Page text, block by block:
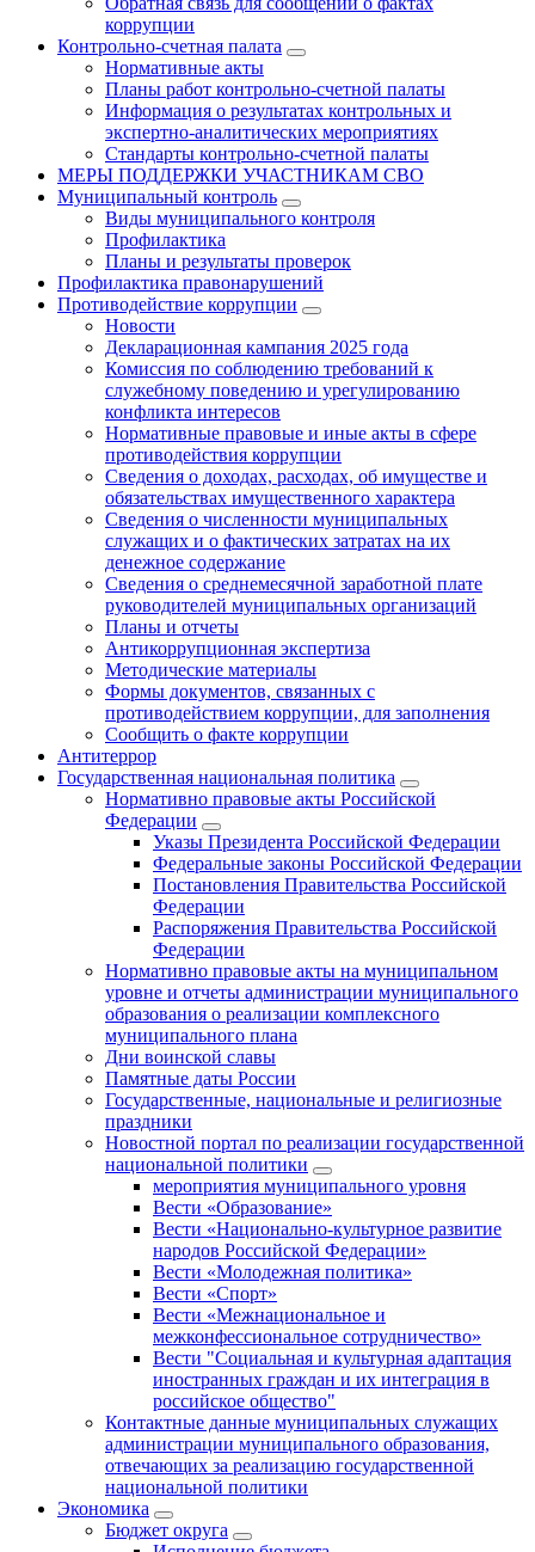
коррупции
Контрольно-счетная палата
Нормативные акты
Планы работ контрольно-счетной палаты
Информация о результатах контрольных и
экспертно-аналитических мероприятиях
Стандарты контрольно-счетной палаты
МЕРЫ ПОДДЕРЖКИ УЧАСТНИКАМ СВО
Муниципальный контроль
Виды муниципального контроля
Профилактика
Планы и результаты проверок
Профилактика правонарушений
Противодействие коррупции
Новости
Декларационная кампания 2025 года
Комиссия по соблюдению требований к
служебному поведению и урегулированию
конфликта интересов
Нормативные правовые и иные акты в сфере
противодействия коррупции
Сведения о доходах, расходах, об имуществе и
обязательствах имущественного характера
Сведения о численности муниципальных
служащих и о фактических затратах на их
денежное содержание
Сведения о среднемесячной заработной плате
руководителей муниципальных организаций
Планы и отчеты
Антикоррупционная экспертиза
Методические материалы
Формы документов, связанных с
противодействием коррупции, для заполнения
Сообщить о факте коррупции
Антитеррор
Государственная национальная политика
Нормативно правовые акты Российской
Федерации
Указы Президента Российской Федерации
Федеральные законы Российской Федерации
Постановления Правительства Российской
Федерации
Распоряжения Правительства Российской
Федерации
Нормативно правовые акты на муниципальном
уровне и отчеты администрации муниципального
образования о реализации комплексного
муниципального плана
Дни воинской славы
Памятные даты России
Государственные, национальные и религиозные
праздники
Новостной портал по реализации государственной
национальной политики
мероприятия муниципального уровня
Вести «Образование»
Вести «Национально-культурное развитие
народов Российской Федерации»
Вести «Молодежная политика»
Вести «Спорт»
Вести «Межнациональное и
межконфессиональное сотрудничество»
Вести "Социальная и культурная адаптация
иностранных граждан и их интеграция в
российское общество"
Контактные данные муниципальных служащих
администрации муниципального образования,
отвечающих за реализацию государственной
национальной политики
Экономика
Бюджет округa